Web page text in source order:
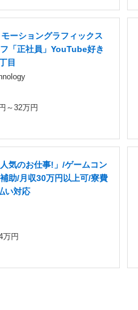
モーショングラフィックス
「正社員」YouTube好き
目
～32万円
人気のお仕事!」/ゲームコン
助/月収30万円以上可/寮費
い対応
万円